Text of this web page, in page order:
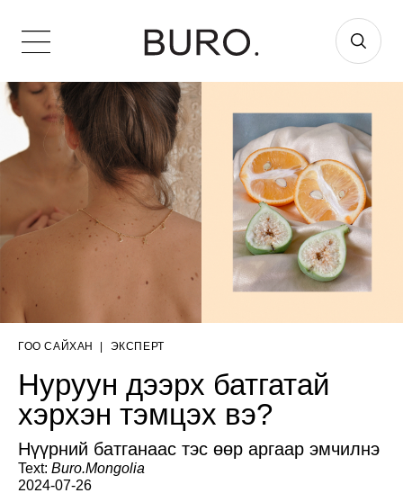
ГОО САЙХАН ЭКСПЕРТ
Нуруун дээрх батгатай
хэрхэн тэмцэх вэ?
Нүүрний батганаас тэс өөр аргаар эмчилнэ
Text: Buro.Mongolia
2024-07-26